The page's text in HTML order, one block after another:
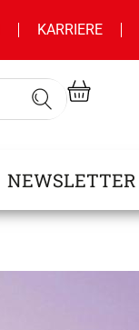
KARRIERE
NEWSLETTER